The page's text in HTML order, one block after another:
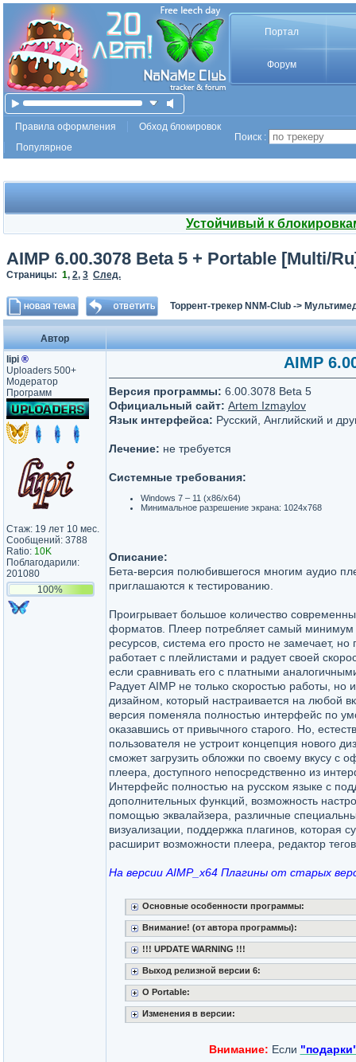
Портал
Форум
Правила оформления
Обход блокировок
Популярное
Поиск :
Устойчивый к
AIMP 6.00.3078 Beta 5 + Portable [Multi/
Страницы: 1, 2, 3 След.
Торрент-трекер NNM-Club ->
Автор
lipi ®
Uploaders 500+
Модератор
Программ
Стаж: 19 лет 10 мес.
Сообщений: 3788
Ratio: 10K
Поблагодарили:
201080
100%
AIMP
Версия программы: 6.00.3078 Beta 5
Официальный сайт: Artem Izmaylov
Язык интерфейса: Русский, Английский и
Лечение: не требуется
Системные требования:
Windows 7 – 11 (x86/x64)
Минимальное разрешение экрана: 1024x768
Описание:
Бета-версия полюбившегося многим аудио
приглашаются к тестированию.
Проигрывает большое количество
форматов. Плеер потребляет самый минимум
ресурсов, система его просто не замечает,
работает с плейлистами и радует своей
если сравнивать его с платными
Радует AIMP не только скоростью работы, но
дизайном, который настраивается на любой
версия поменяла полностью интерфейс по
оказавшись от привычного старого. Но,
пользователя не устроит концепция нового
сможет загрузить обложки по своему вкусу с
плеера, доступного непосредственно из
Интерфейс полностью на русском языке с
дополнительных функций, возможность
помощью эквалайзера, различные
визуализации, поддержка плагинов, которая
расширит возможности плеера, редактор
На версии AIMP_x64 Плагины от старых
Основные особенности программы:
Внимание! (от автора программы):
!!! UPDATE WARNING !!!
Выход релизной версии 6:
O Portable:
Изменения в версии:
Внимание: Если